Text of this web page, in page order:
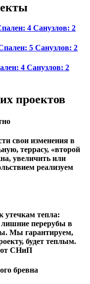
4 Санузлов: 2
5 Санузлов: 2
4 Санузлов: 2
проектов
свои изменения в
террасу, «второй
увеличить или
реализуем
утечкам тепла:
перерубы в
Мы гарантируем,
будет теплым.
СНиП
бревна